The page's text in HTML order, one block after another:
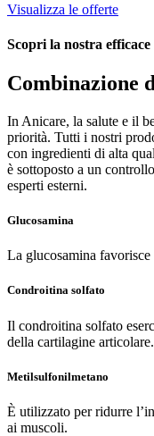
Visualizza le offerte
Scopri la nostra efficace
Combinazione
In Anicare, la salute e il
priorità. Tutti i nostri
con ingredienti di alta
è sottoposto a un
esperti esterni.
Glucosamina
La glucosamina
Condroitina solfato
Il condroitina solfato
della cartilagine articolare.
Metilsulfonilmetano
È utilizzato per ridurre
ai muscoli.